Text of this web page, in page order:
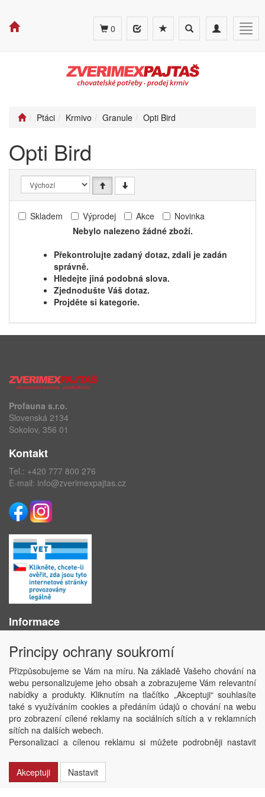
Toggle
navigation
Toggle
search
0
Ptáci Krmivo Granule Opti Bird
Opti Bird
Skladem Výprodej Akce
Novinka
Nebylo nalezeno žádné zboží.
Překontrolujte zadaný dotaz, zdali je zadán
správně.
Hledejte jiná podobná slova.
Zjednodušte Váš dotaz.
Projděte si kategorie.
Profauna s.r.o.
Slovenská 2134
Sokolov, 356 01
Kontakt
Tel.: +420 777 800 276
E-mail: info@zverimexpajtas.cz
Informace
Obchodní podmínky
Ochrana osobních údajů
Kontakt
Losování účtenek
Aktuality
Nastavení soukromí
Copyright © ABRA Software a.s. 2020
Principy ochrany soukromí
Přizpůsobujeme se Vám na míru. Na základě Vašeho chování na
webu personalizujeme jeho obsah a zobrazujeme Vám relevantní
nabídky a produkty. Kliknutím na tlačítko „Akceptuji“ souhlasíte
také s využíváním cookies a předáním údajů o chování na webu
pro zobrazení cílené reklamy na sociálních sítích a v reklamních
sítích na dalších webech.
Personalizaci a cílenou reklamu si můžete podrobněji nastavit
Akceptuji
Nastavit